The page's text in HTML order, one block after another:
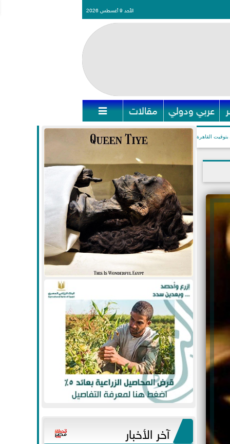
الأحد 9 أغسطس 2026
عربي ودولي مقالات 
بتوقيت القاهرة
آخر الأخبار